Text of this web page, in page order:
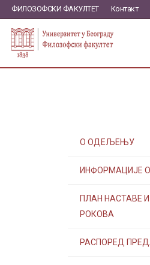
ФИЛОЗОФСКИ ФАКУЛТЕТ Контакт
О ОДЕЉЕЊУ
ИНФОРМАЦИЈЕ
ПЛАН НАСТАВЕ
РОКОВА
РАСПОРЕД